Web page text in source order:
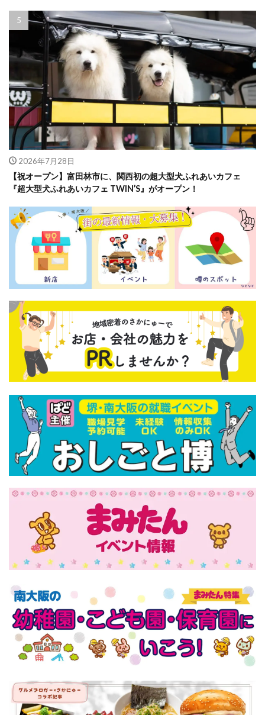
2026年7月28日
【祝オープン】富田林市に、関西初の超大型犬ふれあいカフェ
『超大型犬ふれあいカフェ TWIN’S』がオープン！